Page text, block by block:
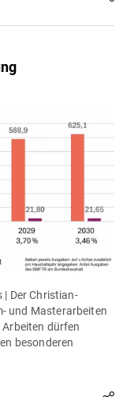
| Der Christian-
und Masterarbeiten
dürfen
besonderen